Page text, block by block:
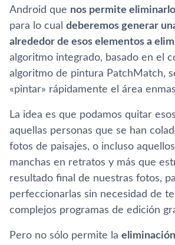
Android que nos permite
para lo cual deberemos generar
alrededor de esos elementos a
algoritmo integrado, basado en el
algoritmo de pintura PatchMatch,
«pintar» rápidamente el área
La idea es que podamos quitar
aquellas personas que se han
fotos de paisajes, o incluso
manchas en retratos y más que
resultado final de nuestras fotos,
perfeccionarlas sin necesidad de
complejos programas de edición
Pero no sólo permite la